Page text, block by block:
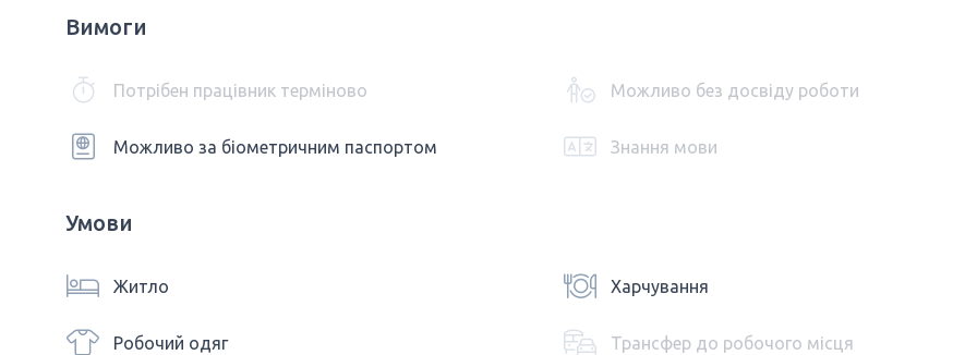
Вимоги
Потрібен працівник терміново Можливо без досвіду роботи
Можливо за біометричним паспортом Знання мови
Умови
Житло Харчування
Робочий одяг Трансфер до робочого місця